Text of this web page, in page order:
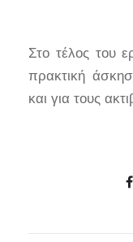
Στο τέλος του
πρακτική
και για τους